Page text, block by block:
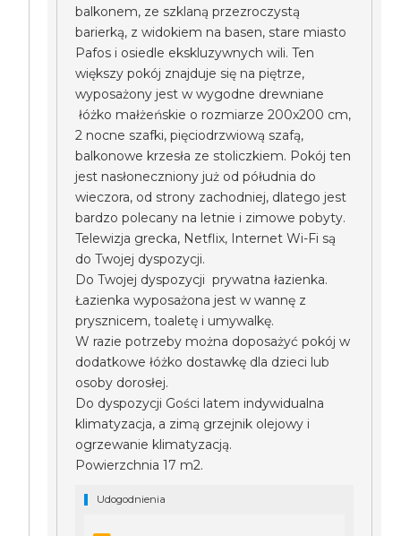
balkonem, ze szklaną przezroczystą
barierką, z widokiem na basen, stare miasto
Pafos i osiedle ekskluzywnych wili. Ten
większy pokój znajduje się na piętrze,
wyposażony jest w wygodne drewniane
łóżko małżeńskie o rozmiarze 200x200 cm,
2 nocne szafki, pięciodrzwiową szafą,
balkonowe krzesła ze stoliczkiem. Pokój ten
jest nasłoneczniony już od półudnia do
wieczora, od strony zachodniej, dlatego jest
bardzo polecany na letnie i zimowe pobyty.
Telewizja grecka, Netflix, Internet Wi-Fi są
do Twojej dyspozycji.
Do Twojej dyspozycji prywatna łazienka.
Łazienka wyposażona jest w wannę z
prysznicem, toaletę i umywalkę.
W razie potrzeby można doposażyć pokój w
dodatkowe łóżko dostawkę dla dzieci lub
osoby dorosłej.
Do dyspozycji Gości latem indywidualna
klimatyzacja, a zimą grzejnik olejowy i
ogrzewanie klimatyzacją.
Powierzchnia 17 m2.
Udogodnienia